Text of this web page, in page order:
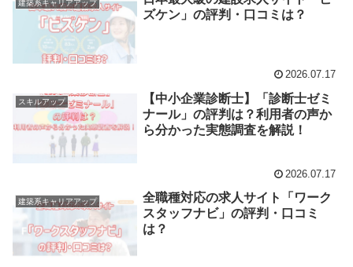
建築系キャリアアップ
ズケン」の評判・口コミは？
2026.07.17
スキルアップ
【中小企業診断士】「診断士ゼミ
ナール」の評判は？利用者の声か
ら分かった実態調査を解説！
2026.07.17
建築系キャリアアップ
全職種対応の求人サイト「ワーク
スタッフナビ」の評判・口コミ
は？